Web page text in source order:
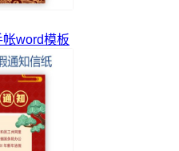
word模板